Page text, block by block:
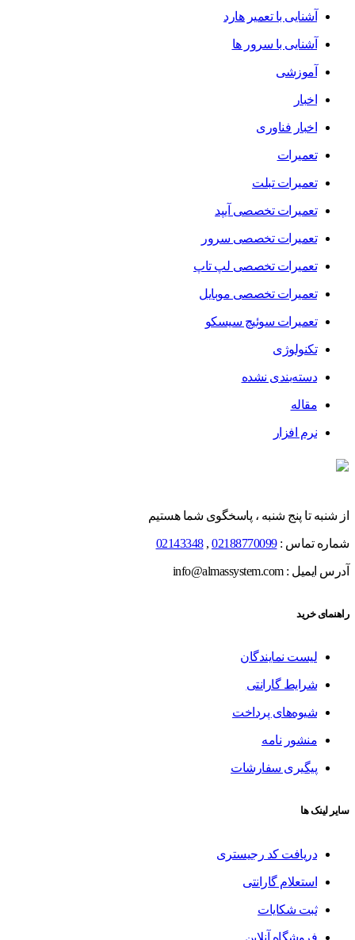
آشنایی با تعمیر هارد
آشنایی با سرور ها
آموزشی
اخبار
اخبار فناوری
تعمیرات
تعمیرات تبلت
تعمیرات تخصصی آیپد
تعمیرات تخصصی سرور
تعمیرات تخصصی لپ تاپ
تعمیرات تخصصی موبایل
تعمیرات سوئیچ سیسکو
تکنولوژی
دسته‌بندی نشده
مقاله
نرم افزار
از شنبه تا پنج شنبه ، پاسخگوی شما هستیم
شماره تماس :02188770099
,
02143348
آدرس ایمیل : info@almassystem.com
راهنمای خرید
لیست نمایندگان
شرایط گارانتی
شیوه‌های پرداخت
منشور نامه
پیگیری سفارشات
سایر لینک ها
دریافت کد رجیستری
استعلام گارانتی
ثبت شکایات
فروشگاه آنلاین